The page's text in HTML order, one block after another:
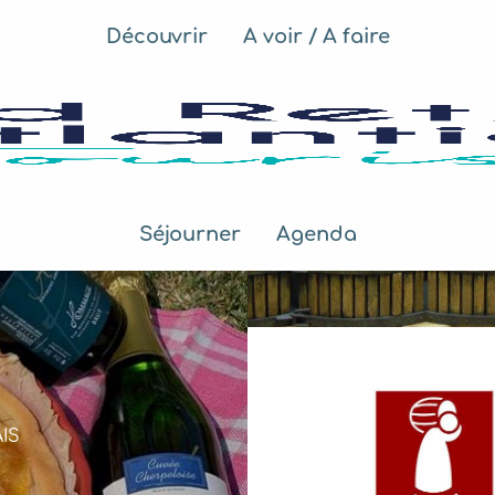
Découvrir A voir / A faire
Séjourner Agenda